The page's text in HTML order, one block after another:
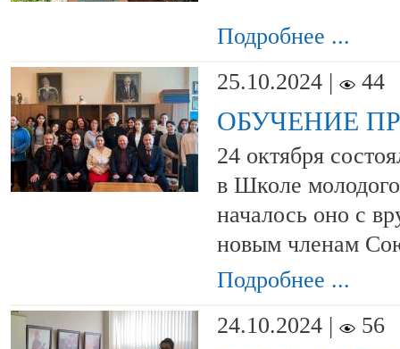
Подробнее ...
25.10.2024 |
44
ОБУЧЕНИЕ
24 октября
в Школе
началось оно с
новым членам
Подробнее ...
24.10.2024 |
56